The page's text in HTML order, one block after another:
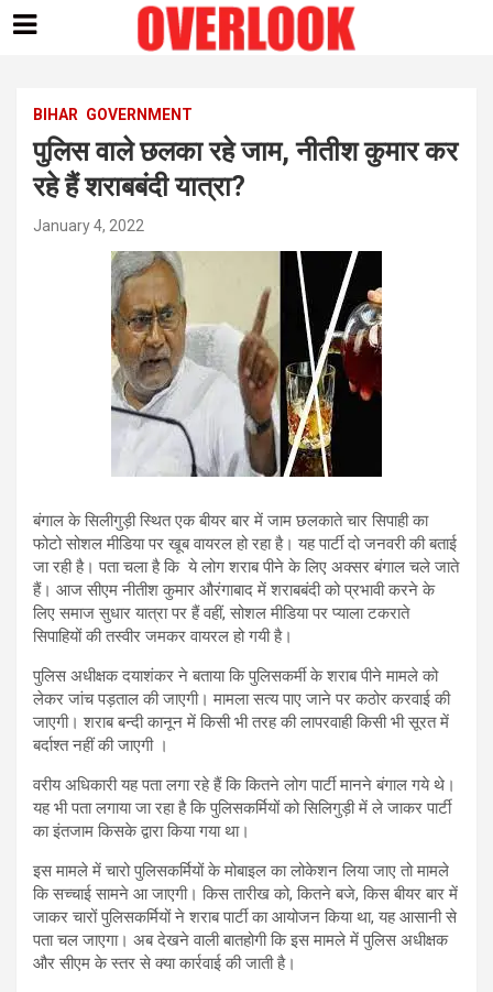
contentBIHAR GOVERNMENT
पुलिस वाले छलका रहे जाम, नीतीश कुमार कर
रहे हैं शराबबंदी यात्रा?
January 4, 2022
बंगाल के सिलीगुड़ी स्थित एक बीयर बार में जाम छलकाते चार सिपाही का
फोटो सोशल मीडिया पर खूब वायरल हो रहा है। यह पार्टी दो जनवरी की बताई
जा रही है। पता चला है कि ये लोग शराब पीने के लिए अक्सर बंगाल चले जाते
हैं। आज सीएम नीतीश कुमार औरंगाबाद में शराबबंदी को प्रभावी करने के
लिए समाज सुधार यात्रा पर हैं वहीं, सोशल मीडिया पर प्याला टकराते
सिपाहियों की तस्वीर जमकर वायरल हो गयी है।
पुलिस अधीक्षक दयाशंकर ने बताया कि पुलिसकर्मी के शराब पीने मामले को
लेकर जांच पड़ताल की जाएगी। मामला सत्य पाए जाने पर कठोर करवाई की
जाएगी। शराब बन्दी कानून में किसी भी तरह की लापरवाही किसी भी सूरत में
बर्दाश्त नहीं की जाएगी ।
वरीय अधिकारी यह पता लगा रहे हैं कि कितने लोग पार्टी मानने बंगाल गये थे।
यह भी पता लगाया जा रहा है कि पुलिसकर्मियों को सिलिगुड़ी में ले जाकर पार्टी
का इंतजाम किसके द्वारा किया गया था।
इस मामले में चारो पुलिसकर्मियों के मोबाइल का लोकेशन लिया जाए तो मामले
कि सच्चाई सामने आ जाएगी। किस तारीख को, कितने बजे, किस बीयर बार में
जाकर चारों पुलिसकर्मियों ने शराब पार्टी का आयोजन किया था, यह आसानी से
पता चल जाएगा। अब देखने वाली बातहोगी कि इस मामले में पुलिस अधीक्षक
और सीएम के स्तर से क्या कार्रवाई की जाती है।